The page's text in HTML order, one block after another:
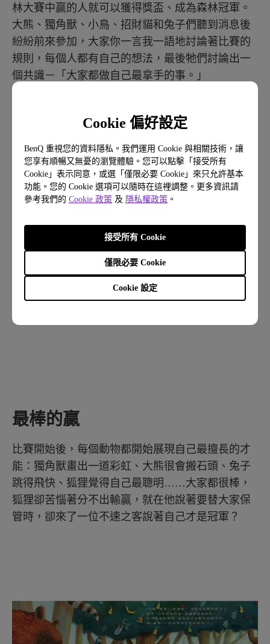
Cookie 偏好設定
BenQ 重視您的資料隱私。我們運用 Cookie 與相關技術，讓
您享有順暢又無憂的瀏覽體驗。您可以點擊「接受所有
Cookie」表示同意，或選「僅限必要 Cookie」來只允許基本
功能。您的 Cookie 選項可以隨時在這裡調整。更多資訊請
參考我們的 Cookie 政策 及 隱私權政策 。
Cookie 設定
僅限必要 Cookie
接受所有 Cookie
林大賽中贏的人就可以獲得獎盃、成為森林冠軍。
大熊、獨角獸、小鳥、招財貓和兔子們聽到消息後
紛紛前來參加，大家你一言我一語地討論著比賽的
規則，每個人都有自己的想法，最後牠們討論出一
個共識－「大家都做自己最拿手的事。」
最棒的贏
比賽開始後，每個動物都開始展現自己最擅長的才
能：獨角獸畫出一道彩虹、大熊很會搬石頭、兔子
跳得飛快、狐狸覺得自己最聰明……大家都很棒，
狐狸卻苦惱著分不出輸贏，就在他說著要替大家保
管時，卻來了一位不速之客說著自己才是冠軍？